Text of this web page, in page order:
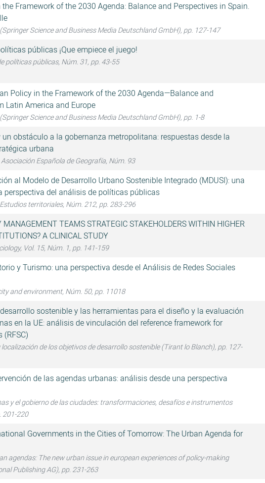
Framework of the 2030 Agenda: Balance and Perspectives in Spain.
Science and Business Media Deutschland GmbH), pp. 127-147
públicas ¡Que empiece el juego!
políticas públicas, Núm. 31, pp. 43-55
Policy in the Framework of the 2030 Agenda—Balance and
Latin America and Europe
Science and Business Media Deutschland GmbH), pp. 1-8
obstáculo a la gobernanza metropolitana: respuestas desde la
urbana
Asociación Española de Geografía, Núm. 93
al Modelo de Desarrollo Urbano Sostenible Integrado (MDUSI): una
perspectiva del análisis de políticas públicas
territoriales, Núm. 212, pp. 283-296
MANAGEMENT TEAMS STRATEGIC STAKEHOLDERS WITHIN HIGHER
A CLINICAL STUDY
Vol. 15, Núm. 1, pp. 141-159
y Turismo: una perspectiva desde el Análisis de Redes Sociales
and environment, Núm. 50, pp. 11018
sostenible y las herramientas para el diseño y la evaluación
en la UE: análisis de vinculación del reference framework for
de los objetivos de desarrollo sostenible (Tirant lo Blanch), pp. 127-
de las agendas urbanas: análisis desde una perspectiva
y el gobierno de las ciudades: transformaciones, desafíos e instrumentos
201-220
Governments in the Cities of Tomorrow: The Urban Agenda for
agendas: The new urban issue in european experiences of policy-making
Publishing AG), pp. 231-263